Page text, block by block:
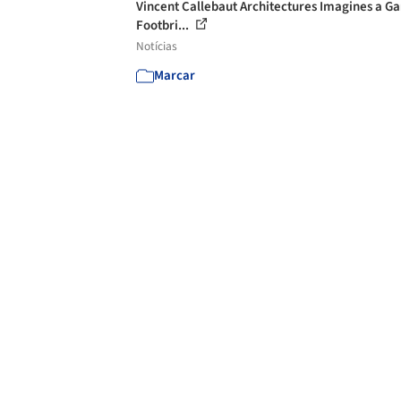
Vincent Callebaut Architectures Imagines a
Footbri...
Notícias
Marcar